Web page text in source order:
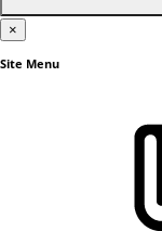
×
Site Menu